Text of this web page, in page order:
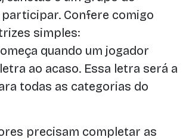
Confere comigo
simples:
quando um jogador
ao acaso. Essa letra será a
todas as categorias do
precisam completar as